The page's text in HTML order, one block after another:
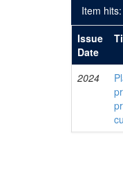
Item hits:
Issue
Date
2024